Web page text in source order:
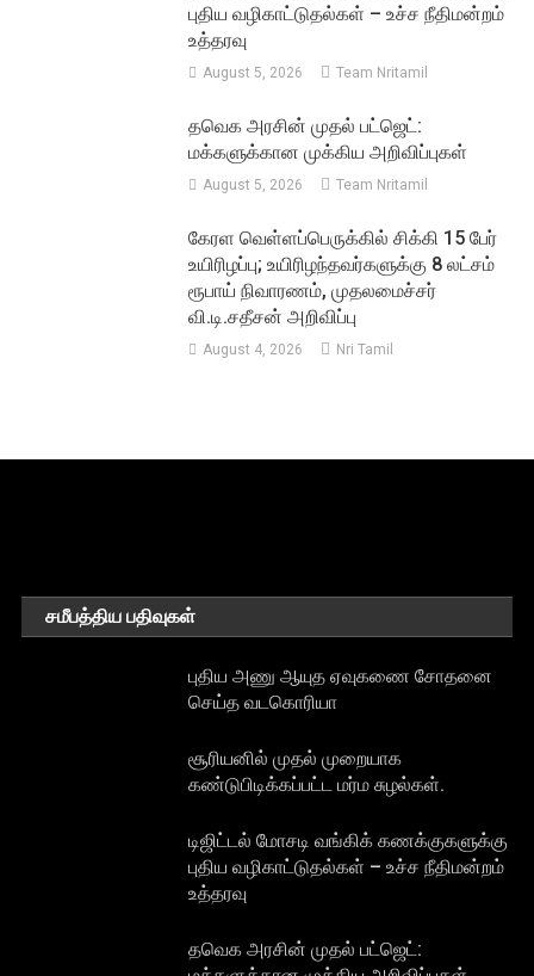
புதிய வழிகாட்டுதல்கள் – உச்ச நீதிமன்றம்
உத்தரவு
August 5, 2026 Team Nritamil
தவெக அரசின் முதல் பட்ஜெட்:
மக்களுக்கான முக்கிய அறிவிப்புகள்
August 5, 2026 Team Nritamil
கேரள வெள்ளப்பெருக்கில் சிக்கி 15 பேர்
உயிரிழப்பு; உயிரிழந்தவர்களுக்கு 8 லட்சம்
ரூபாய் நிவாரணம், முதலமைச்சர்
வி.டி.சதீசன் அறிவிப்பு
August 4, 2026 Nri Tamil
சமீபத்திய பதிவுகள்
புதிய அணு ஆயுத ஏவுகணை சோதனை
செய்த வடகொரியா
சூரியனில் முதல் முறையாக
கண்டுபிடிக்கப்பட்ட மர்ம சுழல்கள்.
டிஜிட்டல் மோசடி வங்கிக் கணக்குகளுக்கு
புதிய வழிகாட்டுதல்கள் – உச்ச நீதிமன்றம்
உத்தரவு
தவெக அரசின் முதல் பட்ஜெட்: